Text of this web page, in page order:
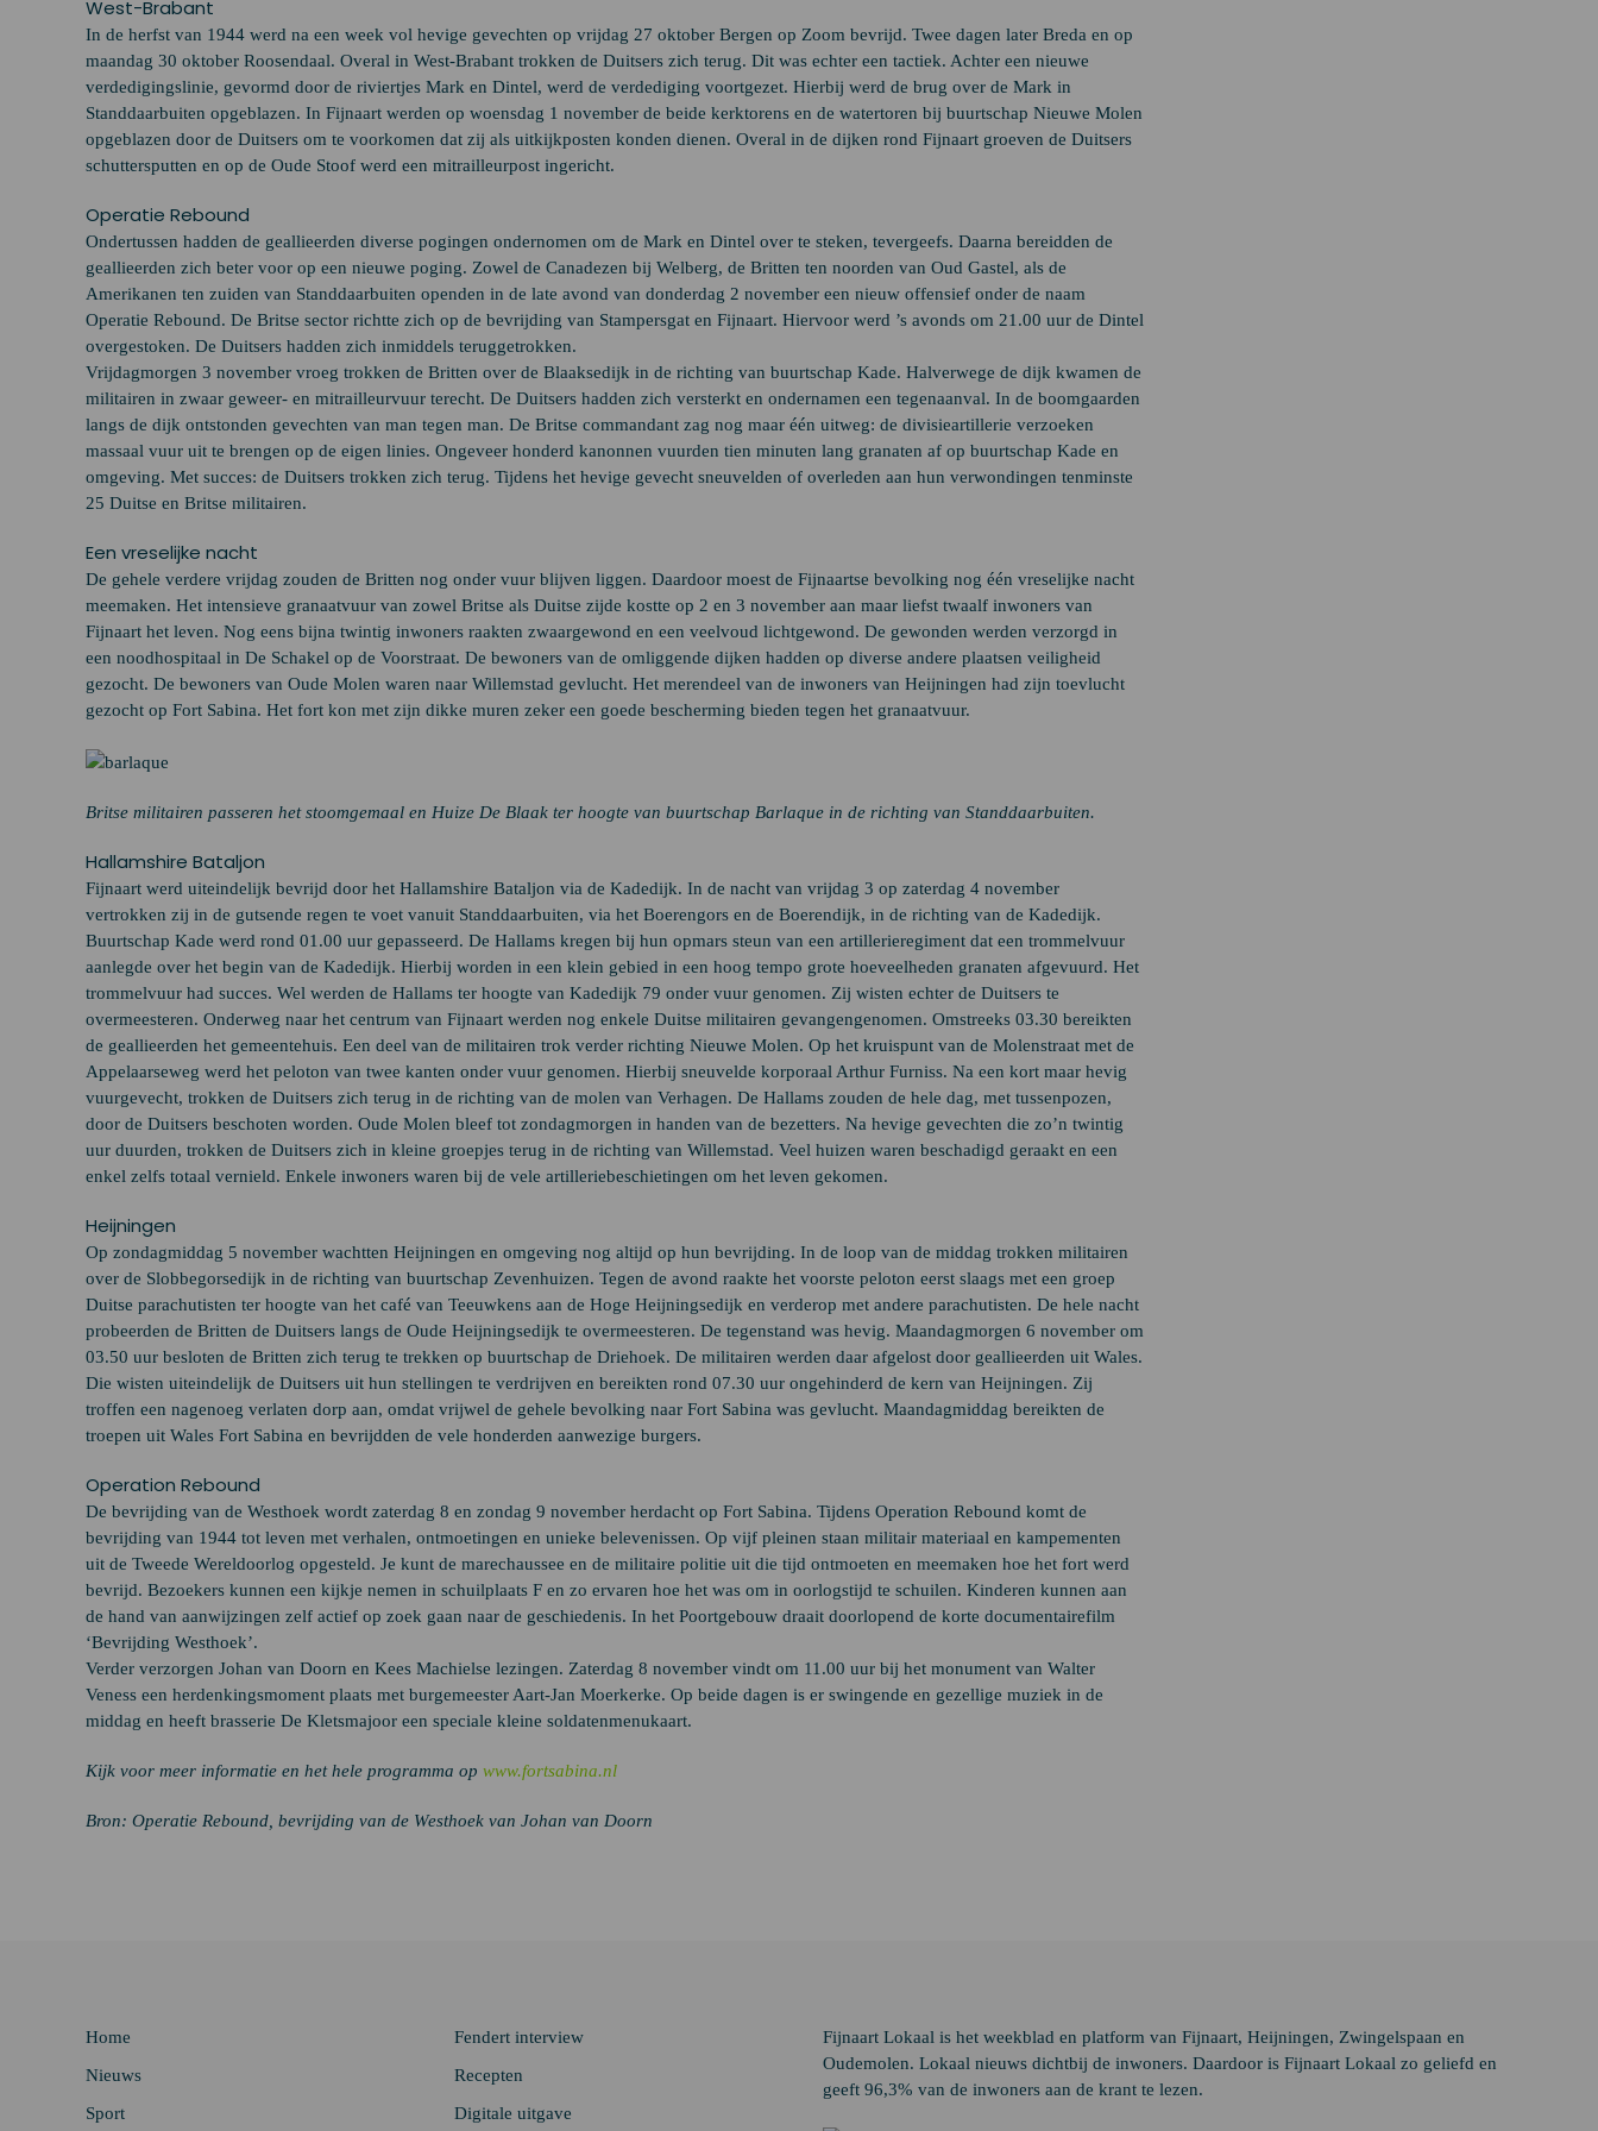
West-Brabant
In de herfst van 1944 werd na een week vol hevige gevechten op vrijdag 27 oktober Bergen op Zoom bevrijd. Twee dagen later Breda en op
maandag 30 oktober Roosendaal. Overal in West-Brabant trokken de Duitsers zich terug. Dit was echter een tactiek. Achter een nieuwe
verdedigingslinie, gevormd door de riviertjes Mark en Dintel, werd de verdediging voortgezet. Hierbij werd de brug over de Mark in
Standdaarbuiten opgeblazen. In Fijnaart werden op woensdag 1 november de beide kerktorens en de watertoren bij buurtschap Nieuwe Molen
opgeblazen door de Duitsers om te voorkomen dat zij als uitkijkposten konden dienen. Overal in de dijken rond Fijnaart groeven de Duitsers
schuttersputten en op de Oude Stoof werd een mitrailleurpost ingericht.
Operatie Rebound
Ondertussen hadden de geallieerden diverse pogingen ondernomen om de Mark en Dintel over te steken, tevergeefs. Daarna bereidden de
geallieerden zich beter voor op een nieuwe poging. Zowel de Canadezen bij Welberg, de Britten ten noorden van Oud Gastel, als de
Amerikanen ten zuiden van Standdaarbuiten openden in de late avond van donderdag 2 november een nieuw offensief onder de naam
Operatie Rebound. De Britse sector richtte zich op de bevrijding van Stampersgat en Fijnaart. Hiervoor werd ’s avonds om 21.00 uur de Dintel
overgestoken. De Duitsers hadden zich inmiddels teruggetrokken.
Vrijdagmorgen 3 november vroeg trokken de Britten over de Blaaksedijk in de richting van buurtschap Kade. Halverwege de dijk kwamen de
militairen in zwaar geweer- en mitrailleurvuur terecht. De Duitsers hadden zich versterkt en ondernamen een tegenaanval. In de boomgaarden
langs de dijk ontstonden gevechten van man tegen man. De Britse commandant zag nog maar één uitweg: de divisieartillerie verzoeken
massaal vuur uit te brengen op de eigen linies. Ongeveer honderd kanonnen vuurden tien minuten lang granaten af op buurtschap Kade en
omgeving. Met succes: de Duitsers trokken zich terug. Tijdens het hevige gevecht sneuvelden of overleden aan hun verwondingen tenminste
25 Duitse en Britse militairen.
Een vreselijke nacht
De gehele verdere vrijdag zouden de Britten nog onder vuur blijven liggen. Daardoor moest de Fijnaartse bevolking nog één vreselijke nacht
meemaken. Het intensieve granaatvuur van zowel Britse als Duitse zijde kostte op 2 en 3 november aan maar liefst twaalf inwoners van
Fijnaart het leven. Nog eens bijna twintig inwoners raakten zwaargewond en een veelvoud lichtgewond. De gewonden werden verzorgd in
een noodhospitaal in De Schakel op de Voorstraat. De bewoners van de omliggende dijken hadden op diverse andere plaatsen veiligheid
gezocht. De bewoners van Oude Molen waren naar Willemstad gevlucht. Het merendeel van de inwoners van Heijningen had zijn toevlucht
gezocht op Fort Sabina. Het fort kon met zijn dikke muren zeker een goede bescherming bieden tegen het granaatvuur.
Britse militairen passeren het stoomgemaal en Huize De Blaak ter hoogte van buurtschap Barlaque in de richting van Standdaarbuiten.
Hallamshire Bataljon
Fijnaart werd uiteindelijk bevrijd door het Hallamshire Bataljon via de Kadedijk. In de nacht van vrijdag 3 op zaterdag 4 november
vertrokken zij in de gutsende regen te voet vanuit Standdaarbuiten, via het Boerengors en de Boerendijk, in de richting van de Kadedijk.
Buurtschap Kade werd rond 01.00 uur gepasseerd. De Hallams kregen bij hun opmars steun van een artillerieregiment dat een trommelvuur
aanlegde over het begin van de Kadedijk. Hierbij worden in een klein gebied in een hoog tempo grote hoeveelheden granaten afgevuurd. Het
trommelvuur had succes. Wel werden de Hallams ter hoogte van Kadedijk 79 onder vuur genomen. Zij wisten echter de Duitsers te
overmeesteren. Onderweg naar het centrum van Fijnaart werden nog enkele Duitse militairen gevangengenomen. Omstreeks 03.30 bereikten
de geallieerden het gemeentehuis. Een deel van de militairen trok verder richting Nieuwe Molen. Op het kruispunt van de Molenstraat met de
Appelaarseweg werd het peloton van twee kanten onder vuur genomen. Hierbij sneuvelde korporaal Arthur Furniss. Na een kort maar hevig
vuurgevecht, trokken de Duitsers zich terug in de richting van de molen van Verhagen. De Hallams zouden de hele dag, met tussenpozen,
door de Duitsers beschoten worden. Oude Molen bleef tot zondagmorgen in handen van de bezetters. Na hevige gevechten die zo’n twintig
uur duurden, trokken de Duitsers zich in kleine groepjes terug in de richting van Willemstad. Veel huizen waren beschadigd geraakt en een
enkel zelfs totaal vernield. Enkele inwoners waren bij de vele artilleriebeschietingen om het leven gekomen.
Heijningen
Op zondagmiddag 5 november wachtten Heijningen en omgeving nog altijd op hun bevrijding. In de loop van de middag trokken militairen
over de Slobbegorsedijk in de richting van buurtschap Zevenhuizen. Tegen de avond raakte het voorste peloton eerst slaags met een groep
Duitse parachutisten ter hoogte van het café van Teeuwkens aan de Hoge Heijningsedijk en verderop met andere parachutisten. De hele nacht
probeerden de Britten de Duitsers langs de Oude Heijningsedijk te overmeesteren. De tegenstand was hevig. Maandagmorgen 6 november om
03.50 uur besloten de Britten zich terug te trekken op buurtschap de Driehoek. De militairen werden daar afgelost door geallieerden uit Wales.
Die wisten uiteindelijk de Duitsers uit hun stellingen te verdrijven en bereikten rond 07.30 uur ongehinderd de kern van Heijningen. Zij
troffen een nagenoeg verlaten dorp aan, omdat vrijwel de gehele bevolking naar Fort Sabina was gevlucht. Maandagmiddag bereikten de
troepen uit Wales Fort Sabina en bevrijdden de vele honderden aanwezige burgers.
Operation Rebound
De bevrijding van de Westhoek wordt zaterdag 8 en zondag 9 november herdacht op Fort Sabina. Tijdens Operation Rebound komt de
bevrijding van 1944 tot leven met verhalen, ontmoetingen en unieke belevenissen. Op vijf pleinen staan militair materiaal en kampementen
uit de Tweede Wereldoorlog opgesteld. Je kunt de marechaussee en de militaire politie uit die tijd ontmoeten en meemaken hoe het fort werd
bevrijd. Bezoekers kunnen een kijkje nemen in schuilplaats F en zo ervaren hoe het was om in oorlogstijd te schuilen. Kinderen kunnen aan
de hand van aanwijzingen zelf actief op zoek gaan naar de geschiedenis. In het Poortgebouw draait doorlopend de korte documentairefilm
‘Bevrijding Westhoek’.
Verder verzorgen Johan van Doorn en Kees Machielse lezingen. Zaterdag 8 november vindt om 11.00 uur bij het monument van Walter
Veness een herdenkingsmoment plaats met burgemeester Aart-Jan Moerkerke. Op beide dagen is er swingende en gezellige muziek in de
middag en heeft brasserie De Kletsmajoor een speciale kleine soldatenmenukaart.
Kijk voor meer informatie en het hele programma op www.fortsabina.nl
Bron: Operatie Rebound, bevrijding van de Westhoek van Johan van Doorn
Home
Nieuws
Sport
Fendert interview
Recepten
Digitale uitgave
Fijnaart Lokaal is het weekblad en platform van Fijnaart, Heijningen, Zwingelspaan en
Oudemolen. Lokaal nieuws dichtbij de inwoners. Daardoor is Fijnaart Lokaal zo geliefd en
geeft 96,3% van de inwoners aan de krant te lezen.